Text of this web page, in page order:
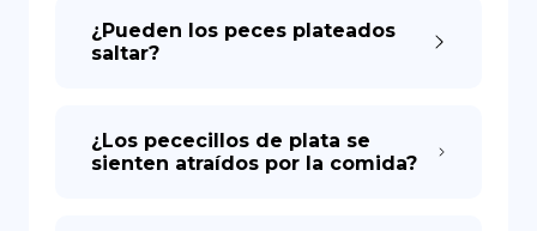
¿Pueden los peces plateados
saltar?
¿Los pececillos de plata se
sienten atraídos por la comida?